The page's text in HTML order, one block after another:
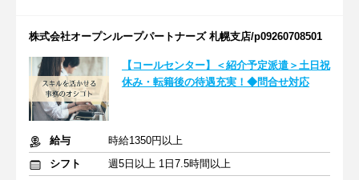
株式会社オープンループパートナーズ 札幌支店/p09260708501
【コールセンター】＜紹介予定派遣＞土日祝
休み・転籍後の待遇充実！◆問合せ対応
給与
時給1350円以上
シフト
週5日以上 1日7.5時間以上